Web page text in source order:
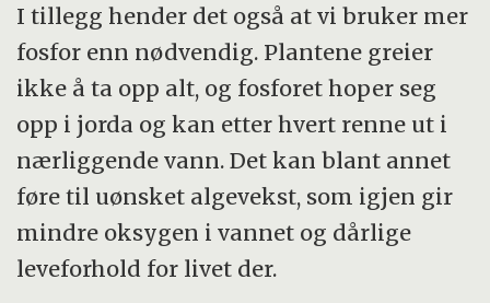
I tillegg hender det også at vi bruker mer
fosfor enn nødvendig. Plantene greier
ikke å ta opp alt, og fosforet hoper seg
opp i jorda og kan etter hvert renne ut i
nærliggende vann. Det kan blant annet
føre til uønsket algevekst, som igjen gir
mindre oksygen i vannet og dårlige
leveforhold for livet der.